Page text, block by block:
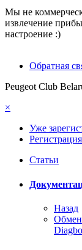
Мы не
извлечение
настроение :)
Обратная
Peugeot Club
×
Уже
Регистрация
Статьи
Назад
Обмен